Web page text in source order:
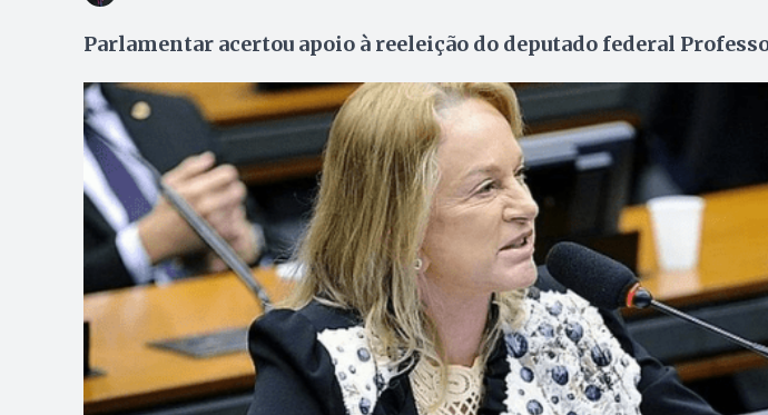
Parlamentar acertou apoio à reeleição do deputado federal